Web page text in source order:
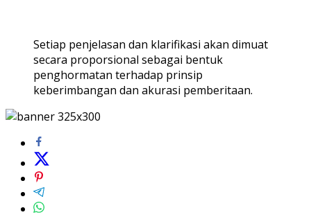
Setiap penjelasan dan klarifikasi akan dimuat
secara proporsional sebagai bentuk
penghormatan terhadap prinsip
keberimbangan dan akurasi pemberitaan.